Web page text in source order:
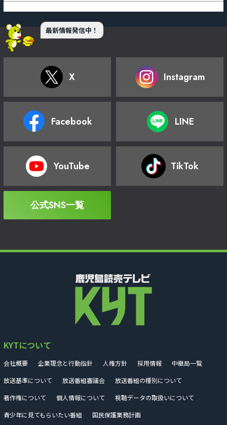
最新情報発信中！
X Instagram
Facebook LINE
YouTube TikTok
公式SNS一覧
KYTについて
会社概要 企業理念と行動指針 人権方針 採用情報
中継局一覧
放送基準について
放送番組審議会
放送番組の種別について
著作権について
個人情報について
視聴データの取扱いについて
青少年に見てもらいたい番組
国民保護業務計画